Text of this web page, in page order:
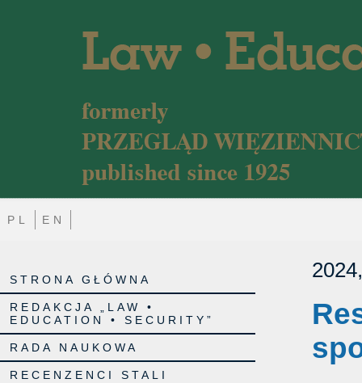
PL EN
STRONA GŁÓWNA
REDAKCJA „LAW •
EDUCATION • SECURITY”
RADA NAUKOWA
RECENZENCI STALI